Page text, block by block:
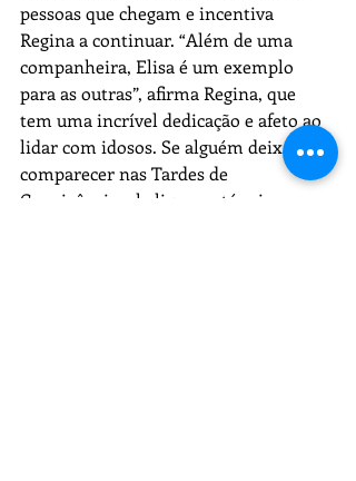
pessoas que chegam e incentiva
Regina a continuar. “Além de uma
companheira, Elisa é um exemplo
para as outras”, afirma Regina, que
tem uma incrível dedicação e afeto ao
lidar com idosos. Se alguém deixa de
comparecer nas Tardes de
Convivência, ela liga ou até vai na casa